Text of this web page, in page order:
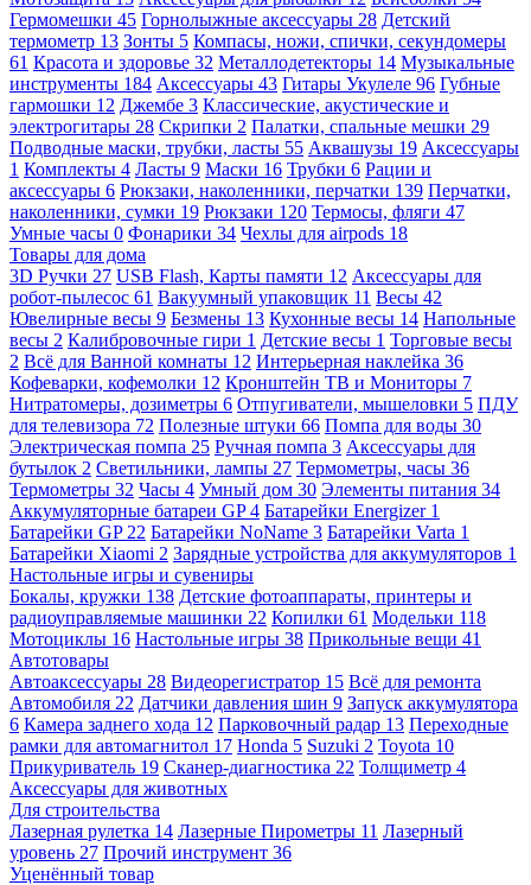
Гермомешки 45 Горнолыжные аксессуары 28 Детский
термометр 13 Зонты 5 Компасы, ножи, спички, секундомеры
61 Красота и здоровье 32 Металлодетекторы 14 Музыкальные
инструменты 184 Аксессуары 43 Гитары Укулеле 96 Губные
гармошки 12 Джембе 3 Классические, акустические и
электрогитары 28 Скрипки 2 Палатки, спальные мешки 29
Подводные маски, трубки, ласты 55 Аквашузы 19 Аксессуары
1 Комплекты 4 Ласты 9 Маски 16 Трубки 6 Рации и
аксессуары 6 Рюкзаки, наколенники, перчатки 139 Перчатки,
наколенники, сумки 19 Рюкзаки 120 Термосы, фляги 47
Умные часы 0 Фонарики 34 Чехлы для airpods 18
Товары для дома
3D Ручки 27 USB Flash, Карты памяти 12 Аксессуары для
робот-пылесос 61 Вакуумный упаковщик 11 Весы 42
Ювелирные весы 9 Безмены 13 Кухонные весы 14 Напольные
весы 2 Калибровочные гири 1 Детские весы 1 Торговые весы
2 Всё для Ванной комнаты 12 Интерьерная наклейка 36
Кофеварки, кофемолки 12 Кронштейн ТВ и Мониторы 7
Нитратомеры, дозиметры 6 Отпугиватели, мышеловки 5 ПДУ
для телевизора 72 Полезные штуки 66 Помпа для воды 30
Электрическая помпа 25 Ручная помпа 3 Аксессуары для
бутылок 2 Светильники, лампы 27 Термометры, часы 36
Термометры 32 Часы 4 Умный дом 30 Элементы питания 34
Аккумуляторные батареи GP4 Батарейки Energizer 1
Батарейки GP 22 Батарейки NoName 3 Батарейки Varta 1
Батарейки Xiaomi 2 Зарядные устройства для аккумуляторов 1
Настольные игры и сувениры
Бокалы, кружки 138 Детские фотоаппараты, принтеры и
радиоуправляемые машинки 22 Копилки 61 Модельки 118
Мотоциклы 16 Настольные игры 38 Прикольные вещи 41
Автотовары
Автоаксессуары 28 Видеорегистратор 15 Всё для ремонта
Автомобиля 22 Датчики давления шин 9 Запуск аккумулятора
6 Камера заднего хода 12 Парковочный радар 13 Переходные
рамки для автомагнитол 17 Honda 5 Suzuki 2 Toyota 10
Прикуриватель 19 Сканер-диагностика 22 Толщиметр 4
Аксессуары для животных
Для строительства
Лазерная рулетка 14 Лазерные Пирометры 11 Лазерный
уровень 27 Прочий инструмент 36
Уценённый товар